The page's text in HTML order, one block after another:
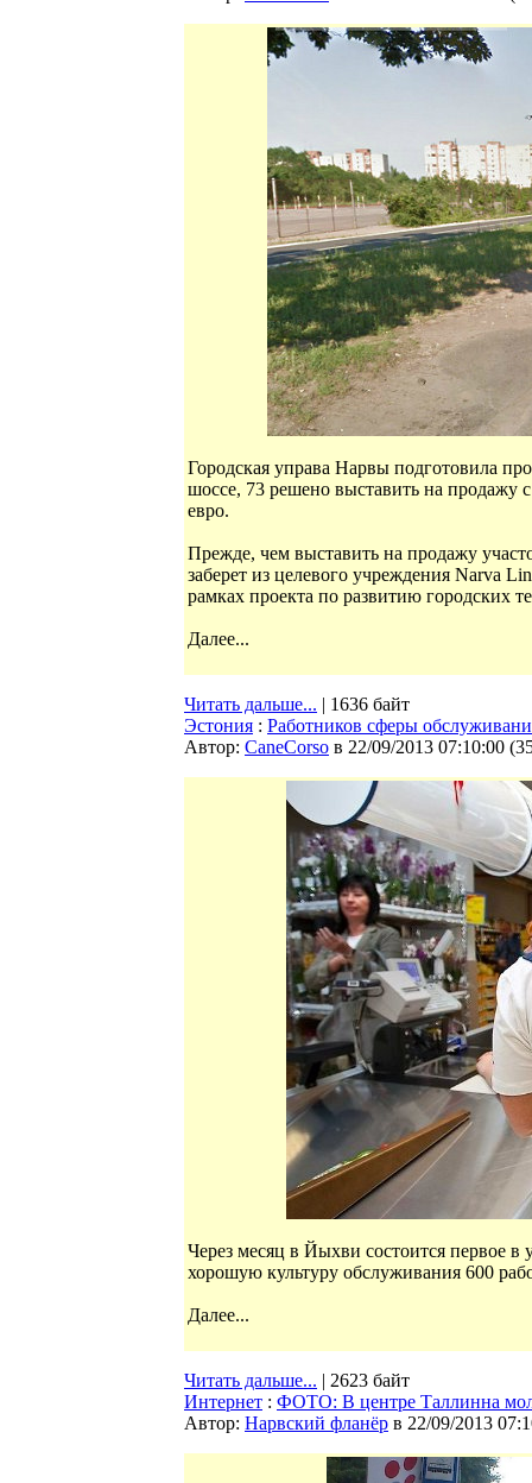
Городская управа Нарвы подготовила
шоссе, 73 решено выставить на продажу
евро.
Прежде, чем выставить на продажу
заберет из целевого учреждения Narva
рамках проекта по развитию городских
Далее...
Читать дальше... | 1636 байт
Эстония : Работников сферы
Автор: CaneCorso в 22/09/2013 07:10:00 (
Через месяц в Йыхви состоится первое в
хорошую культуру обслуживания 600
Далее...
Читать дальше... | 2623 байт
Интернет : ФОТО: В центре Таллинна
Автор: Нарвский фланёр в 22/09/2013